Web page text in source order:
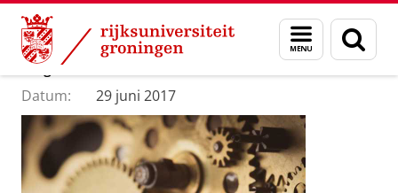
Skip
Content
Skip
Navigation
Menu
en
zoeken
Department of Innovation Management &
Blog: Samenwerken, samen winnen?
Datum:
29 juni 2017